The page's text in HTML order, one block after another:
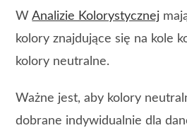
WAnalizie Kolorystycznej
kolory znajdujące się na kole
kolory neutralne.
Ważne jest, aby kolory
dobrane indywidualnie dla